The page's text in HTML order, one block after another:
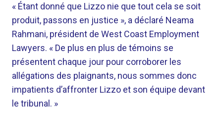
« Étant donné que Lizzo nie que tout cela se soit
produit, passons en justice », a déclaré Neama
Rahmani, président de West Coast Employment
Lawyers. « De plus en plus de témoins se
présentent chaque jour pour corroborer les
allégations des plaignants, nous sommes donc
impatients d’affronter Lizzo et son équipe devant
le tribunal. »